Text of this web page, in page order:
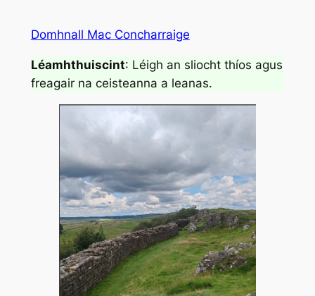
Domhnall Mac Concharraige
Léamhthuiscint: Léigh an sliocht thíos agus
freagair na ceisteanna a leanas.